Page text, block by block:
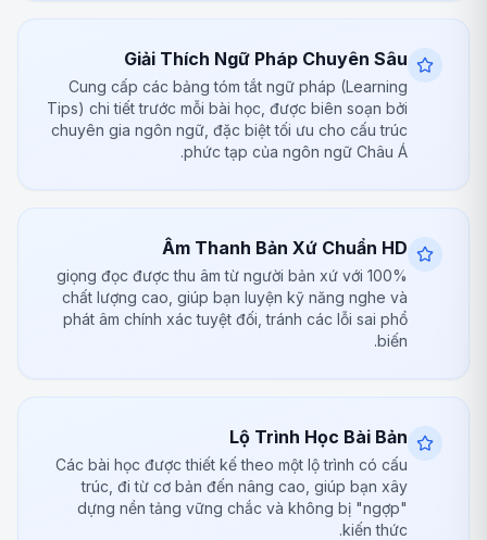
Giải Thích Ngữ Pháp Chuyên Sâu
Cung cấp các bảng tóm tắt ngữ pháp (Learning
Tips) chi tiết trước mỗi bài học, được biên soạn bởi
chuyên gia ngôn ngữ, đặc biệt tối ưu cho cấu trúc
phức tạp của ngôn ngữ Châu Á.
Âm Thanh Bản Xứ Chuẩn HD
100% giọng đọc được thu âm từ người bản xứ với
chất lượng cao, giúp bạn luyện kỹ năng nghe và
phát âm chính xác tuyệt đối, tránh các lỗi sai phổ
biến.
Lộ Trình Học Bài Bản
Các bài học được thiết kế theo một lộ trình có cấu
trúc, đi từ cơ bản đến nâng cao, giúp bạn xây
dựng nền tảng vững chắc và không bị "ngợp"
kiến thức.